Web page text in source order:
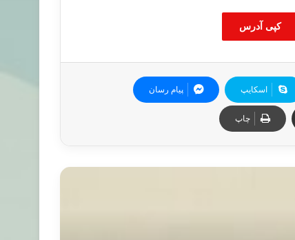
کپی آدرس
اسکایپ پیام رسان
چاپ